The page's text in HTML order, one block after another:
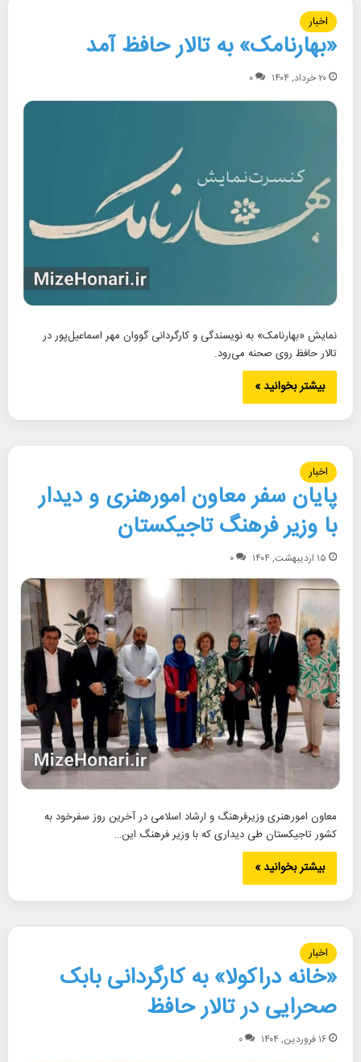
اخبار
«بهارنامک» به تالار حافظ آمد
۲۰ خرداد, ۱۴۰۴ ۰
نمایش «بهارنامک» به نویسندگی و کارگردانی گووان مهر اسماعیل‌پور در
تالار حافظ روی صحنه می‌رود.
بیشتر بخوانید »
اخبار
پایان سفر معاون امورهنری و دیدار
با وزیر فرهنگ تاجیکستان
۱۵ اردیبهشت, ۱۴۰۴ ۰
معاون امورهنری وزیرفرهنگ و ارشاد اسلامی در آخرین روز سفرخود به
کشور تاجیکستان طی دیداری که با وزیر فرهنگ این…
بیشتر بخوانید »
اخبار
«خانه دراکولا» به کارگردانی بابک
صحرایی در تالار حافظ
۱۶ فروردین, ۱۴۰۴ ۰